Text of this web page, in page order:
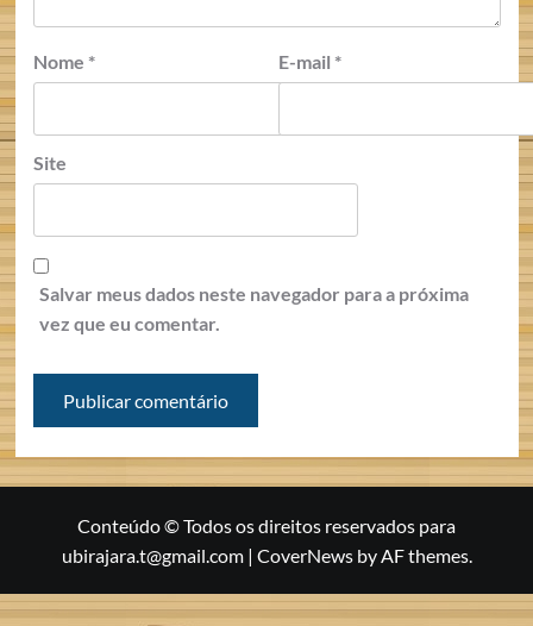
Nome * E-mail *
Site
Salvar meus dados neste navegador para a próxima
vez que eu comentar.
Conteúdo © Todos os direitos reservados para
ubirajara.t@gmail.com | CoverNewsby AF themes.